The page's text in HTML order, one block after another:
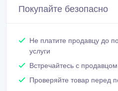
Покупайте безопасно
Не платите продавцу до
услуги
Встречайтесь с
Проверяйте товар перед